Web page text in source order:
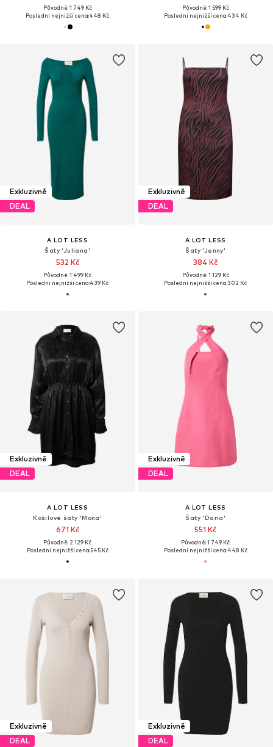
Původně: 1 749 Kč
Poslední nejnižší cena:448 Kč
Původně: 1 599 Kč
Poslední nejnižší cena:434 Kč
Exkluzivně
DEAL
A LOT LESS
Šaty 'Juliana'
532 Kč
Původně: 1 499 Kč
Poslední nejnižší cena:439 Kč
Exkluzivně
DEAL
A LOT LESS
Šaty 'Jenny'
384 Kč
Původně: 1 129 Kč
Poslední nejnižší cena:302 Kč
Exkluzivně
DEAL
A LOT LESS
Košilové šaty 'Mona'
671 Kč
Původně: 2 129 Kč
Poslední nejnižší cena:545 Kč
Exkluzivně
DEAL
A LOT LESS
Šaty 'Daria'
551 Kč
Původně: 1 749 Kč
Poslední nejnižší cena:448 Kč
Exkluzivně
DEAL
Exkluzivně
DEAL